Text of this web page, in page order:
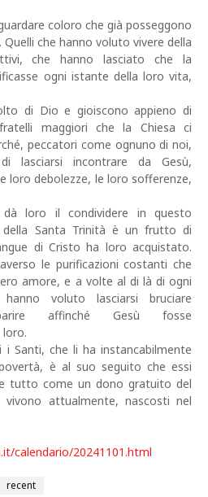
coloro che già posseggono
Quelli che hanno voluto vivere della
che hanno lasciato che la
ogni istante della loro vita,
di Dio e gioiscono appieno di
maggiori che la Chiesa ci
peccatori come ognuno di noi,
lasciarsi incontrare da Gesù,
loro debolezze, le loro sofferenze,
loro il condividere in questo
Santa Trinità è un frutto di
di Cristo ha loro acquistato.
le purificazioni costanti che
amore, e a volte al di là di ogni
voluto lasciarsi bruciare
affinché Gesù fosse
Santi, che li ha instancabilmente
è al suo seguito che essi
tutto come un dono gratuito del
attualmente, nascosti nel
calendario/20241101.html
recent